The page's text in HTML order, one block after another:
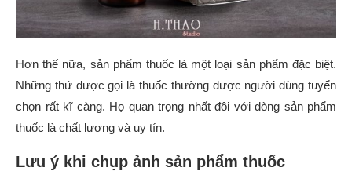
Hơn thế nữa, sản phẩm thuốc là một loại sản phẩm đặc biệt.
Những thứ được gọi là thuốc thường được người dùng tuyển
chọn rất kĩ càng. Họ quan trọng nhất đôi với dòng sản phẩm
thuốc là chất lượng và uy tín.
Lưu ý khi chụp ảnh sản phẩm thuốc